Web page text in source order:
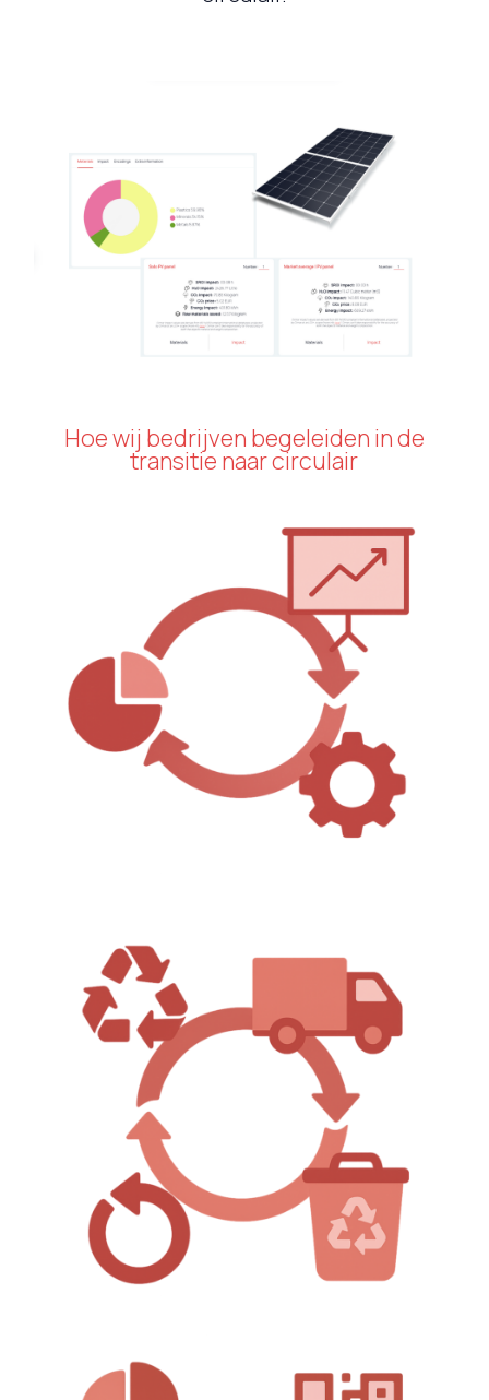
Hoe wij bedrijven begeleiden in de
transitie naar circulair